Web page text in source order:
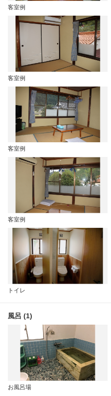
客室例
客室例
客室例
客室例
トイレ
風呂 (1)
お風呂場